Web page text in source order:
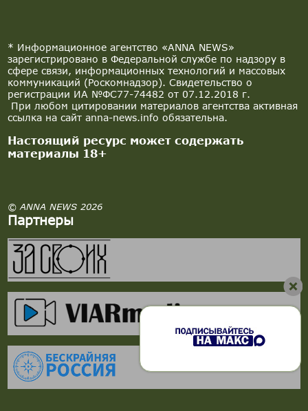
* Информационное агентство «ANNA NEWS»
зарегистрировано в Федеральной службе по надзору в
сфере связи, информационных технологий и массовых
коммуникаций (Роскомнадзор). Свидетельство о
регистрации ИА №ФС77-74482 от 07.12.2018 г.
При любом цитировании материалов агентства активная
ссылка на сайт anna-news.info обязательна.
Настоящий ресурс может содержать
материалы 18+
© ANNA NEWS 2026
Партнеры